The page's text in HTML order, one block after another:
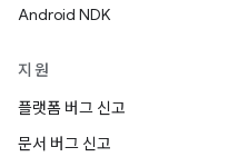
Android NDK
지원
플랫폼 버그 신고
문서 버그 신고